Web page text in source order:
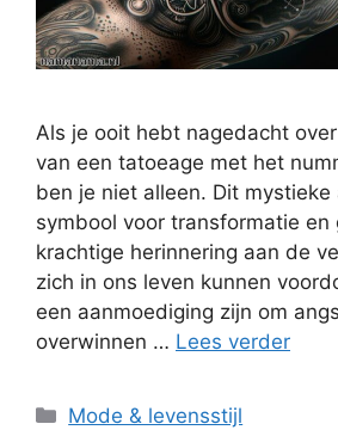
Als je ooit hebt nagedacht
van een tatoeage met het
ben je niet alleen. Dit
symbool voor transformatie en
krachtige herinnering aan de
zich in ons leven kunnen
een aanmoediging zijn om
overwinnen … Lees verder
Categorieën
Mode & levensstijl